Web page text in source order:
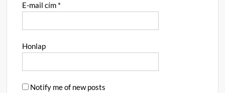
E-mail cím *
Honlap
Notify me of new posts